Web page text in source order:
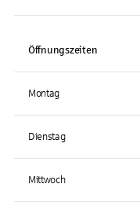
Öffnungszeiten
Montag
Dienstag
Mittwoch